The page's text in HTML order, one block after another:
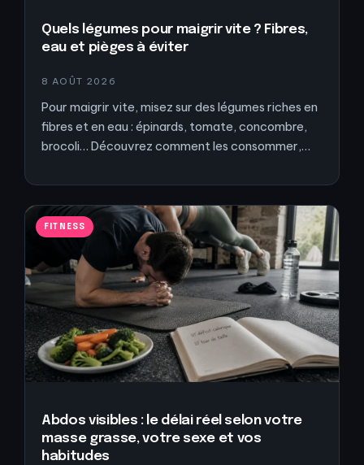
Quels légumes pour maigrir vite ? Fibres,
eau et pièges à éviter
8 AOÛT 2026
Pour maigrir vite, misez sur des légumes riches en
fibres et en eau : épinards, tomate, concombre,
brocoli… Découvrez comment les consommer,…
FITNESS
Abdos visibles : le délai réel selon votre
masse grasse, votre sexe et vos
habitudes